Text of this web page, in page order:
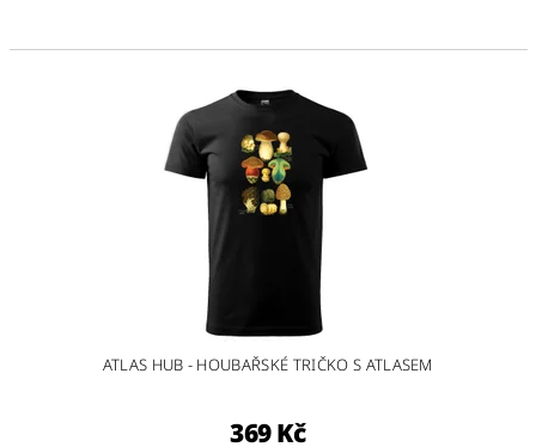
ATLAS HUB - HOUBAŘSKÉ TRIČKO S ATLASEM
369 Kč